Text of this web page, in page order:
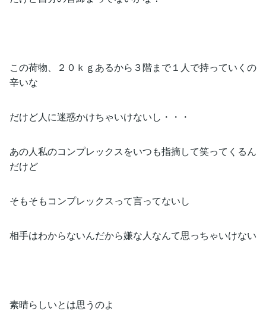
この荷物、２０ｋｇあるから３階まで１人で持っていくの
辛いな
だけど人に迷惑かけちゃいけないし・・・
あの人私のコンプレックスをいつも指摘して笑ってくるん
だけど
そもそもコンプレックスって言ってないし
相手はわからないんだから嫌な人なんて思っちゃいけない
素晴らしいとは思うのよ